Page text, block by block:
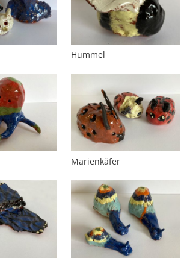
Hummel
Marienkäfer